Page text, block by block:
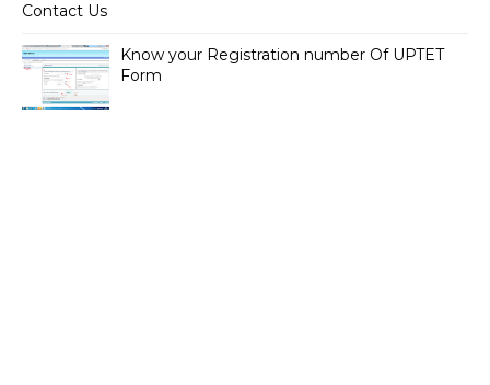
Contact Us
Know your Registration number Of UPTET
Form